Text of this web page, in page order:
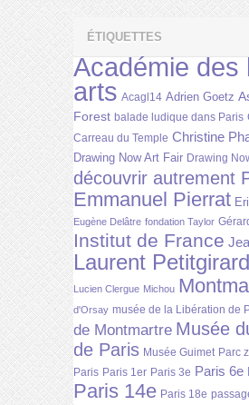
ÉTIQUETTES
Académie des
arts Acagl14 Adrien Goetz
Forest balade ludique dans Paris
Carreau du Temple Christine
Drawing Now Art Fair Drawing
découvrir autrement
Emmanuel Pierrat
Eugène Delâtre fondation Taylor
Institut de France
Laurent Petitgirard
Lucien Clergue Michou
d'Orsay musée de la Libération de
de Montmartre Musée
de Paris Musée Guimet Parc
Paris Paris 1er Paris 3e Paris 6e
Paris 14e Paris 18e